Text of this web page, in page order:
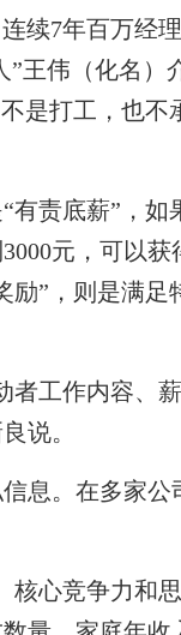
7年百万经
”王伟（化名
是打工，也
责底薪”，如
元，可以
励”，则是满
工作内容、薪
说。
。在多家公
心竞争力和